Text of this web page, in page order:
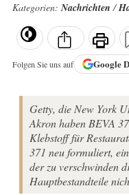
Kategorien:Nachrichten/
Folgen Sie uns auf Google
Getty, die New York
Akron haben BEVA
Klebstoff für
371 neu formuliert,
der zu verschwinden
Hauptbestandteile